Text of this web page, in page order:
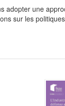
adopter une
sur les